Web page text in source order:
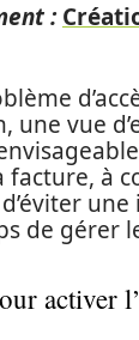
:
une vue
à
de gérer
activer